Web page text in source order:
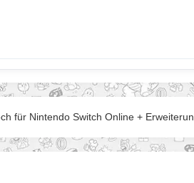
für Nintendo Switch Online +